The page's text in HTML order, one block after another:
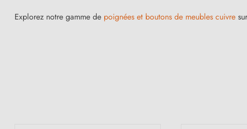
Explorez notre gamme de poignées et boutons de meubles cuivre